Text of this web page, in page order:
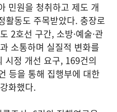
민원을 청취하고 제도 개
활동도 주목받았다. 충장로
2호선 구간, 소방·예술·관
소통하며 실질적 변화를
시정 개선 요구, 169건의
등을 통해 집행부에 대한
화했다.